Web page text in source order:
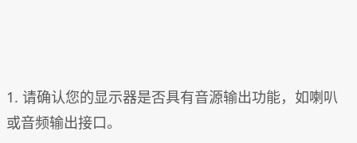
1. 请确认您的显示器是否具有音源输出功能，如喇叭
或音频输出接口。